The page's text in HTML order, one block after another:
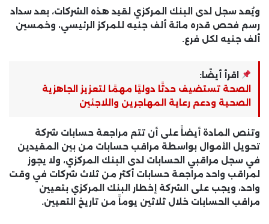
ويُعد سجل لدى البنك المركزي لقيد هذه الشركات، بعد سداد
رسم فحص قدره مائة ألف جنيه للمركز الرئيسي، وخمسين
ألف جنيه لكل فرع.
اقرأ أيضًا:
الصحة تستضيف حدثًا دوليًا مهمًا لتعزيز الجاهزية
الصحية ودعم رعاية المهاجرين واللاجئين
وتنص المادة أيضاً على أن تتم مراجعة حسابات شركة
تحويل الأموال بواسطة مراقب حسابات من بين المقيدين
في سجل مراقبي الحسابات لدى البنك المركزي، ولا يجوز
لمراقب واحد مراجعة حسابات أكثر من ثلاث شركات في وقت
واحد، ويجب على الشركة إخطار البنك المركزي بتعيين
مراقب الحسابات خلال ثلاثين يوماً من تاريخ التعيين.